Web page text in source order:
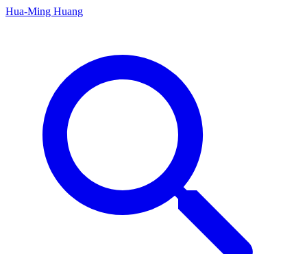
Hua-Ming Huang